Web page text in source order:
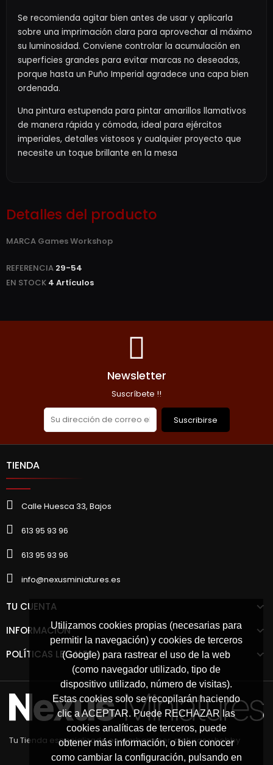
Utilizamos cookies propias (necesarias para
permitir la navegación) y cookies de terceros
(Google) para rastrear el uso de la web
(como navegador utilizado, tipo de
dispositivo utilizado, número de visitas).
Estas cookies solo se recopilarán haciendo
clic a ACEPTAR. Puede RECHAZAR las
cookies analíticas de terceros, puede
obtener más información, o bien conocer
como cambiar la configuración, pulsando en
Se recomienda agitar bien antes de usar y aplicarla
sobre una imprimación clara para aprovechar al máximo
su luminosidad. Conviene controlar la acumulación en
superficies grandes para evitar marcas no deseadas,
porque hasta un Puño Imperial agradece una capa bien
ordenada.
Una pintura estupenda para pintar amarillos llamativos
de manera rápida y cómoda, ideal para ejércitos
imperiales, detalles vistosos y cualquier proyecto que
necesite un toque brillante en la mesa
Detalles del producto
MARCA Games Workshop
REFERENCIA 29-54
EN STOCK 4 Artículos
Newsletter
Suscríbete !!
Suscribirse
TIENDA
Calle Huesca 33, Bajos
613 95 93 96
613 95 93 96
info@nexusminiatures.es
TU CUENTA
INFORMACIÓN
POLÍTICAS LEGALES
Tu Tienda especializada en warhammer, pinturas y hobby